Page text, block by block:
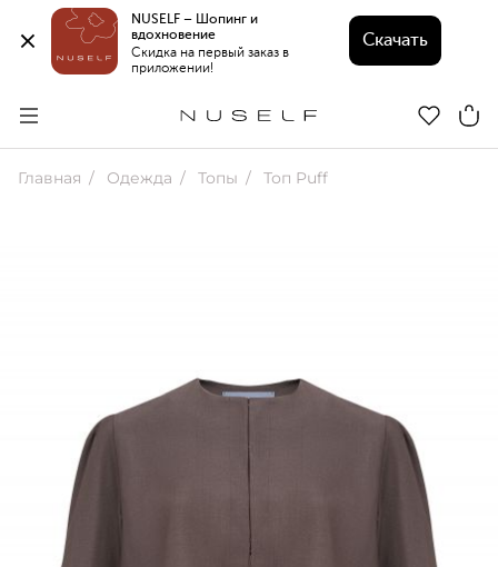
NUSELF – Шопинг и
вдохновение
Скидка на первый заказ в
приложении!
Скачать
Главная Одежда Топы Топ Puff